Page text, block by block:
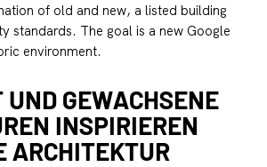
of old and new, a listed building
standards. The goal is a new Google
environment.
UND GEWACHSENE
INSPIRIEREN
ARCHITEKTUR